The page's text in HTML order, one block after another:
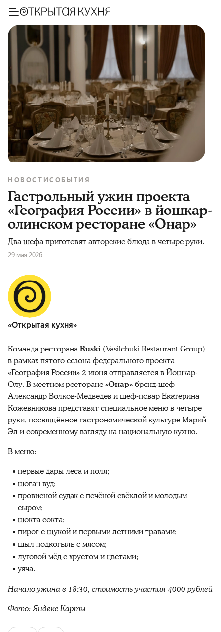
НОВОСТИСОБЫТИЯ
Гастрольный ужин проекта
«География России» в йошкар-
олинском ресторане «Онар»
Два шефа приготовят авторские блюда в четыре руки.
29 мая 2026
«Открытая кухня»
Команда ресторанаRuski (Vasilchuki Restaurant Group)
в рамкахпятого сезона федерального проекта
«География России»2 июня отправляется в Йошкар-
Олу. В местном ресторане«Онар»бренд-шеф
Александр Волков-Медведев и шеф-повар Екатерина
Кожевникова представят специальное меню в четыре
руки, посвящённое гастрономической культуре Марий
Эл и современному взгляду на национальную кухню.
В меню:
первые дары леса и поля;
шоган вуд;
провисной судак с печёной свёклой и молодым
сыром;
шокта сокта;
пирог с щукой и первыми летними травами;
шыл подкогыль с мясом;
луговой мёд с хрустом и цветами;
уяча.
Начало ужина в 18:30, стоимость участия 4000 рублей
Фото: Яндекс Карты